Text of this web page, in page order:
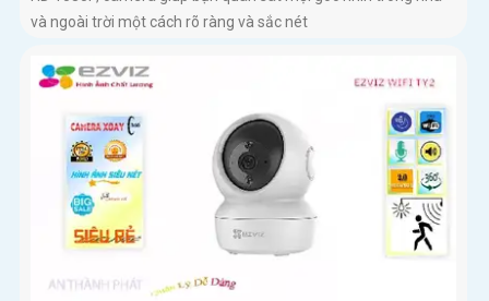
và ngoài trời một cách rõ ràng và sắc nét